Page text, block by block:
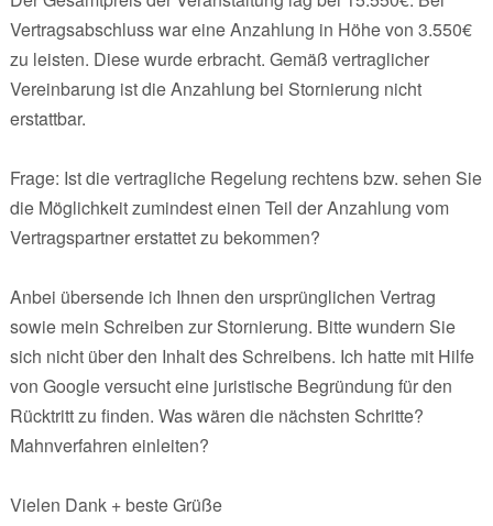
Vertragsabschluss war eine Anzahlung in Höhe von 3.550€
zu leisten. Diese wurde erbracht. Gemäß vertraglicher
Vereinbarung ist die Anzahlung bei Stornierung nicht
erstattbar.
Frage: Ist die vertragliche Regelung rechtens bzw. sehen Sie
die Möglichkeit zumindest einen Teil der Anzahlung vom
Vertragspartner erstattet zu bekommen?
Anbei übersende ich Ihnen den ursprünglichen Vertrag
sowie mein Schreiben zur Stornierung. Bitte wundern Sie
sich nicht über den Inhalt des Schreibens. Ich hatte mit Hilfe
von Google versucht eine juristische Begründung für den
Rücktritt zu finden. Was wären die nächsten Schritte?
Mahnverfahren einleiten?
Vielen Dank + beste Grüße